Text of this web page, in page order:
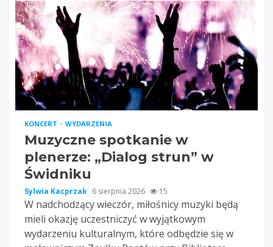
KONCERT WYDARZENIA
Muzyczne spotkanie w
plenerze: „Dialog strun” w
Świdniku
Sylwia Kacprzak 6 sierpnia 2026 15
W nadchodzący wieczór, miłośnicy muzyki będą
mieli okazję uczestniczyć w wyjątkowym
wydarzeniu kulturalnym, które odbędzie się w